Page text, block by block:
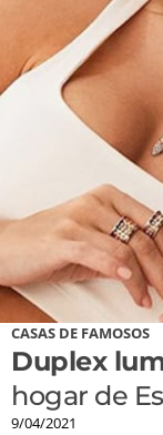
CASAS DE FAMOSOS
Duplex
hogar de
9/04/2021